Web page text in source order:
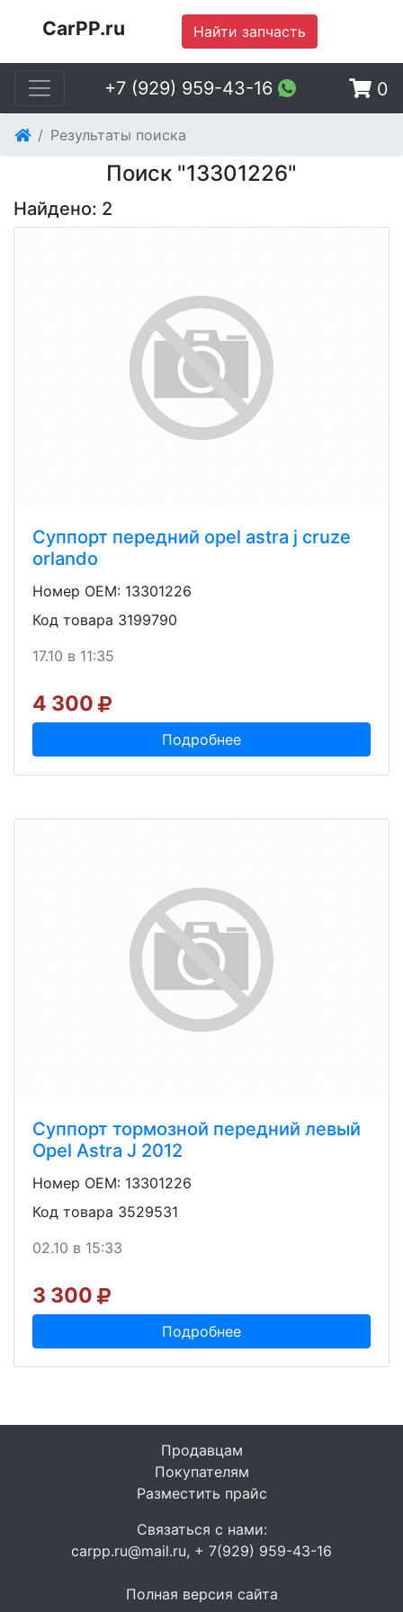
CarPP.ru Найти запчасть
+7 (929) 959-43-16 0
Результаты поиска
Поиск "13301226"
Найдено: 2
Суппорт передний opel astra j cruze
orlando
Номер OEM: 13301226
Код товара 3199790
17.10 в 11:35
4 300
Подробнее
Суппорт тормозной передний левый
Opel Astra J 2012
Номер OEM: 13301226
Код товара 3529531
02.10 в 15:33
3 300
Подробнее
Продавцам
Покупателям
Разместить прайс
Связаться с нами:
carpp.ru@mail.ru, + 7(929) 959-43-16
Полная версия сайта